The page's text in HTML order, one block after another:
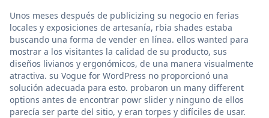
Unos meses después de publicizing su negocio en ferias
locales y exposiciones de artesanía, rbia shades estaba
buscando una forma de vender en línea. ellos wanted para
mostrar a los visitantes la calidad de su producto, sus
diseños livianos y ergonómicos, de una manera visualmente
atractiva. su Vogue for WordPress no proporcionó una
solución adecuada para esto. probaron un many different
options antes de encontrar powr slider y ninguno de ellos
parecía ser parte del sitio, y eran torpes y difíciles de usar.